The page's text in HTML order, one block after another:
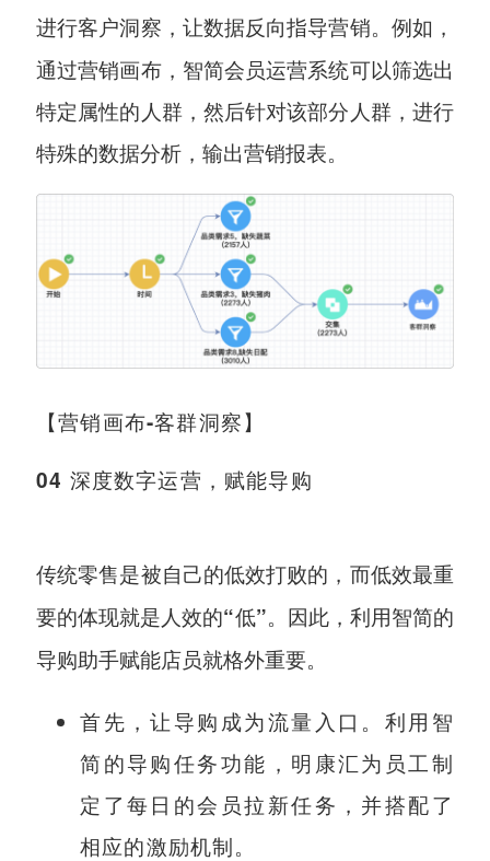
进行客户洞察，让数据反向指导营销。 例如，
通过营销画布，智简会员运营系统可以筛选出
特定属性的人群，然后针对该部分人群，进行
特殊的数据分析，输出营销报表。
【营销画布-客群洞察】
04 深度数字运营，赋能导购
传统零售是被自己的低效打败的，而低效最重
要的体现就是人效的“低”。 因此，利用智简的
导购助手赋能店员就格外重要。
首先，让导购成为流量入口。利用智
简的导购任务功能，明康汇为员工制
定了每日的会员拉新任务，并搭配了
相应的激励机制。